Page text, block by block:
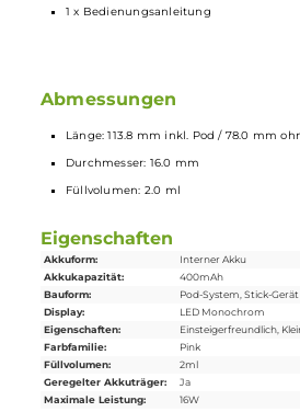
Side-Fill mit Silikonverschluss
kombinierbar für ein noch
Magnetisch sichere Pod-Fixierung
7 verschiedene Farbvarianten
Lieferumfang
1 x Wenax M1 Mini Pen
1 x GeekVape Wenax M1 Pod
1 x Bedienungsanleitung